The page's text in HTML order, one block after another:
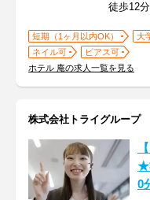
徒歩12分
短期（1ヶ月以内OK） 大
ネイル可
ピアス可
ホテル 庵の求人一覧を見る
株式会社トライグルー
★
0